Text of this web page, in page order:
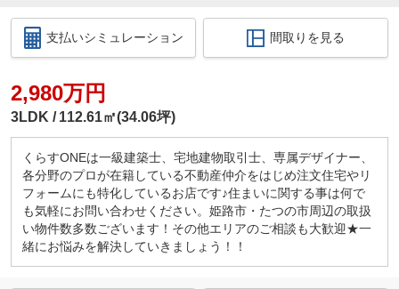
支払いシミュレーション 間取りを見る
2,980万円
3LDK 112.61㎡(34.06坪)
くらすONEは一級建築士、宅地建物取引士、専属デザイナー、
各分野のプロが在籍している不動産仲介をはじめ注文住宅やリ
フォームにも特化しているお店です♪住まいに関する事は何で
も気軽にお問い合わせください。姫路市・たつの市周辺の取扱
い物件数多数ございます！その他エリアのご相談も大歓迎★一
緒にお悩みを解決していきましょう！！